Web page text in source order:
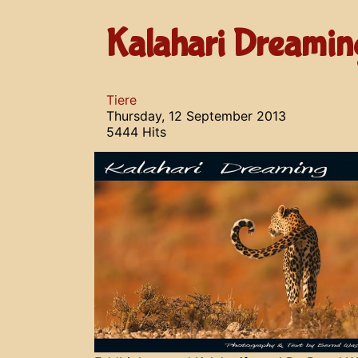
Kalahari
Tiere
Thursday, 12 September 2013
5444 Hits